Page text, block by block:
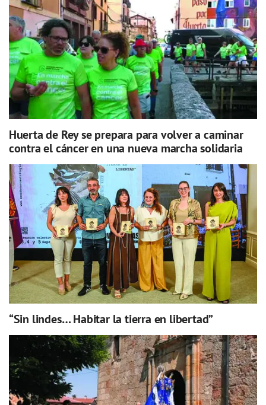
Huerta de Rey se prepara para volver a caminar
contra el cáncer en una nueva marcha solidaria
“Sin lindes… Habitar la tierra en libertad”